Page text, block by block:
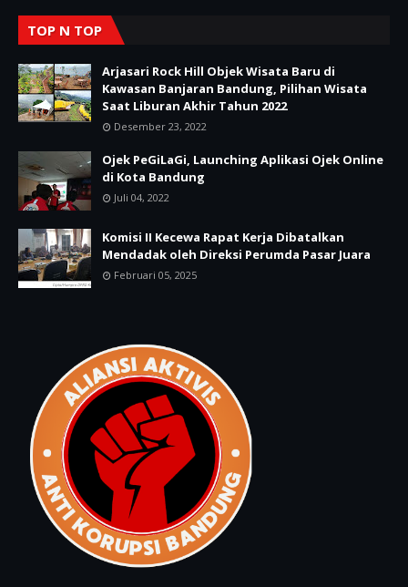
TOP N TOP
Arjasari Rock Hill Objek Wisata Baru di
Kawasan Banjaran Bandung, Pilihan Wisata
Saat Liburan Akhir Tahun 2022
Desember 23, 2022
Ojek PeGiLaGi, Launching Aplikasi Ojek Online
di Kota Bandung
Juli 04, 2022
Komisi II Kecewa Rapat Kerja Dibatalkan
Mendadak oleh Direksi Perumda Pasar Juara
Februari 05, 2025